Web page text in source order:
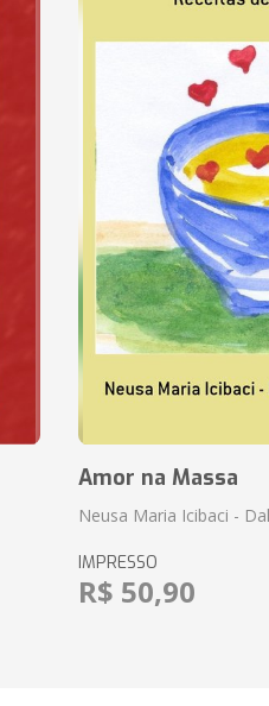
Amor na Massa
Neusa Maria Icibaci -
IMPRESSO
R$ 50,90